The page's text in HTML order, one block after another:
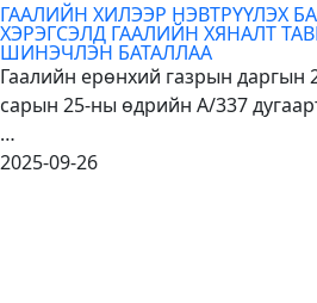
ГААЛИЙН ХИЛЭЭР НЭВТРҮҮЛЭХ
ХЭРЭГСЭЛД ГААЛИЙН ХЯНАЛТ
ШИНЭЧЛЭН БАТАЛЛАА
Гаалийн ерөнхий газрын даргын
сарын 25-ны өдрийн А/337
…
2025-09-26